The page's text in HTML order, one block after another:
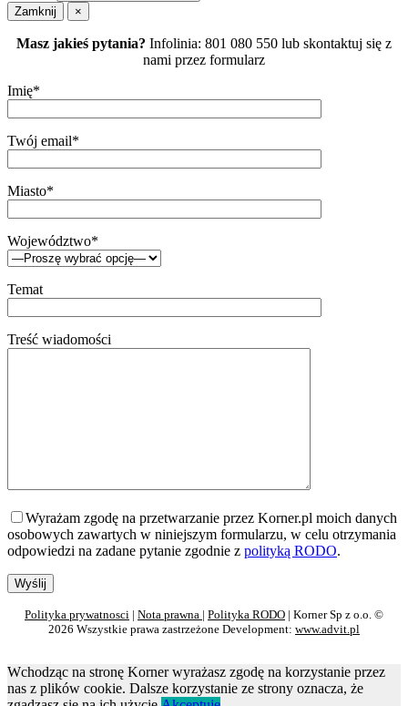
Zamknij ×
Masz jakieś pytania? Infolinia: 801 080 550 lub skontaktuj się z
nami przez formularz
Imię*
Twój email*
Miasto*
Województwo*
Temat
Treść wiadomości
Wyrażam zgodę na przetwarzanie przez Korner.pl moich danych
osobowych zawartych w niniejszym formularzu, w celu otrzymania
odpowiedzi na zadane pytanie zgodnie z polityką RODO.
Polityka prywatnosci | Nota prawna | Polityka RODO | Korner Sp z o.o. ©
2026 Wszystkie prawa zastrzeżone Development: www.advit.pl
Wchodząc na stronę Korner wyrażasz zgodę na korzystanie przez
nas z plików cookie. Dalsze korzystanie ze strony oznacza, że